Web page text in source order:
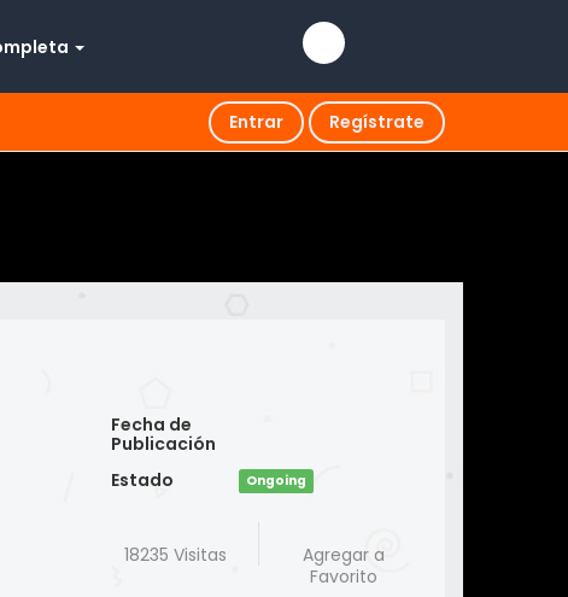
Entrar Regístrate
Fecha de
Publicación
Estado
Ongoing
18235 Visitas
Agregar a
Favorito